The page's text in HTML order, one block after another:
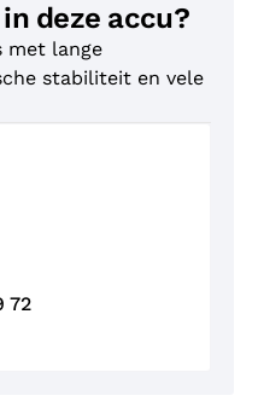
deze accu?
met lange
stabiliteit en vele
72